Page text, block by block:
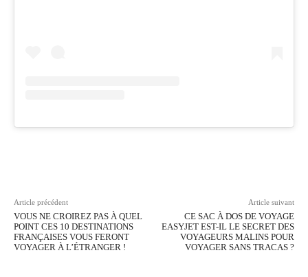
Article précédent
VOUS NE CROIREZ PAS À QUEL
POINT CES 10 DESTINATIONS
FRANÇAISES VOUS FERONT
VOYAGER À L’ÉTRANGER !
Article suivant
CE SAC À DOS DE VOYAGE
EASYJET EST-IL LE SECRET DES
VOYAGEURS MALINS POUR
VOYAGER SANS TRACAS ?